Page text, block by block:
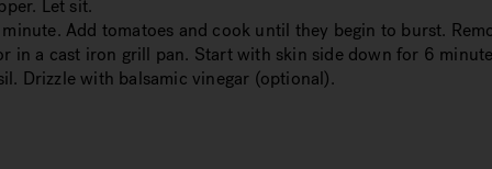
Let sit.
Add tomatoes and cook until they begin to burst.
in a cast iron grill pan. Start with skin side down for 6
Drizzle with balsamic vinegar (optional).